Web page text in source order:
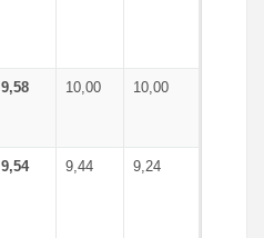
9,58 10,00 10,00
9,54 9,44 9,24